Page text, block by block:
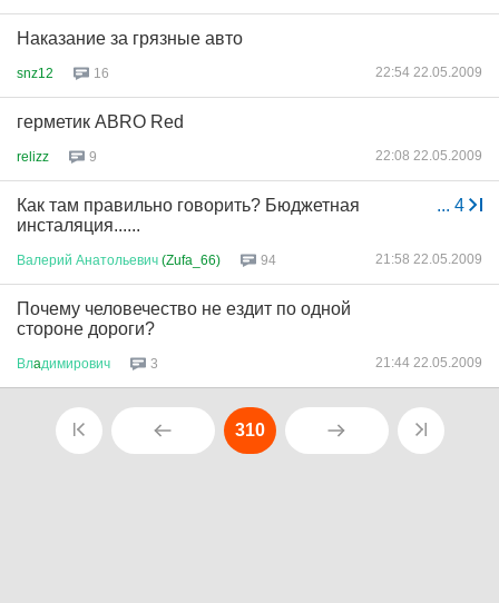
Наказание за грязные авто
snz12 16 22:54 22.05.2009
герметик ABRO Red
relizz 9 22:08 22.05.2009
... 4
Как там правильно говорить? Бюджетная
инсталяция......
Валерий Анатольевич (Zufa_66) 94 21:58 22.05.2009
Почему человечество не ездит по одной
стороне дороги?
Влaдимирович 3 21:44 22.05.2009
310